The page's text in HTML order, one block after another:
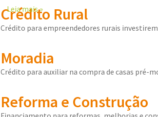
Crédito Rural
Crédito para empreendedores rurais
Moradia
Crédito para auxiliar na compra de casas pré-
Reforma e Construção
Leia mais »